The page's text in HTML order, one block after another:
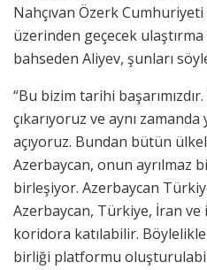
Nahçıvan Özerk
üzerinden geçecek
bahseden Aliyev, şunları
“Bu bizim tarihi
çıkarıyoruz ve aynı
açıyoruz. Bundan bütün
Azerbaycan, onun ayrılmaz
birleşiyor. Azerbaycan
Azerbaycan, Türkiye, İran
koridora katılabilir.
birliği platformu